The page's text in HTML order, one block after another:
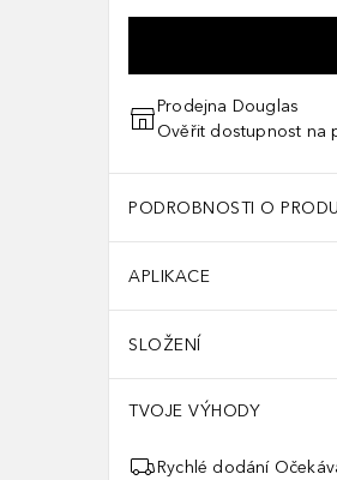
Prodejna Douglas
Ověřit dostupnost na
PODROBNOSTI O
APLIKACE
SLOŽENÍ
TVOJE VÝHODY
Rychlé dodání